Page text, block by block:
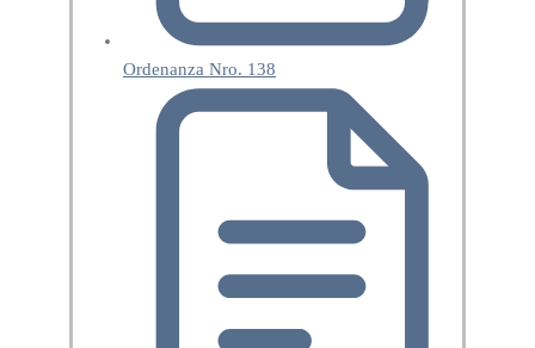
Ordenanza Nro. 138